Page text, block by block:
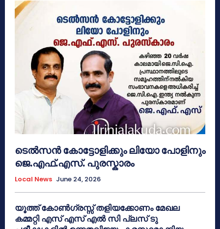
ടെൽസൻ കോട്ടോളിക്കും ലിയോ പോളിനും
ജെ.എഫ്.എസ്. പുരസ്കാരം
Local News June 24, 2026
യൂത്ത് കോൺഗ്രസ്സ് തളിയക്കോണം മേഖല
കമ്മറ്റി എസ് എസ് എൽ സി പ്ലസ് ടു